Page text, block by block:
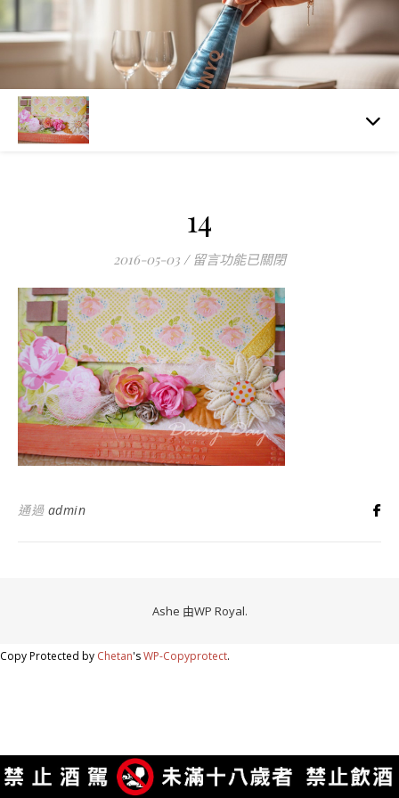
14
2016-05-03 / 在〈14〉中
留言功能已關閉
通過 admin
Ashe 由WP Royal.
Copy Protected by Chetan'sWP-Copyprotect.